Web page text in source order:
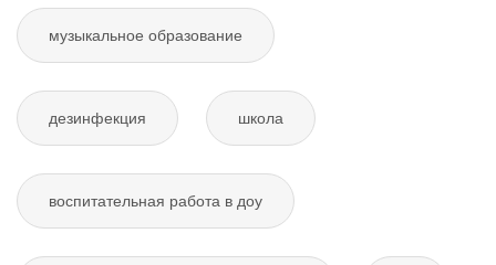
музыкальное образование
дезинфекция школа
воспитательная работа в доу